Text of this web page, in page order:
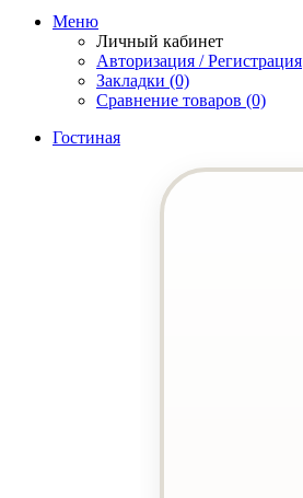
Меню
Личный кабинет
Авторизация / Регистрация
Закладки (0)
Сравнение товаров (0)
Гостиная